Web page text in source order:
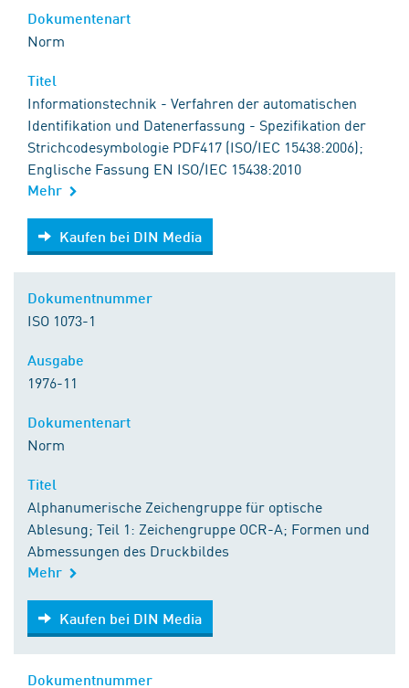
Norm
Informationstechnik - Verfahren der automatischen
Identifikation und Datenerfassung - Spezifikation der
Strichcodesymbologie PDF417 (ISO/IEC 15438:2006);
Englische Fassung EN ISO/IEC 15438:2010
Mehr
Kaufen bei DIN Media
Kaufen bei DIN Media
ISO 1073-1
1976-11
Norm
Alphanumerische Zeichengruppe für optische
Ablesung; Teil 1: Zeichengruppe OCR-A; Formen und
Abmessungen des Druckbildes
Mehr
Kaufen bei DIN Media
Kaufen bei DIN Media